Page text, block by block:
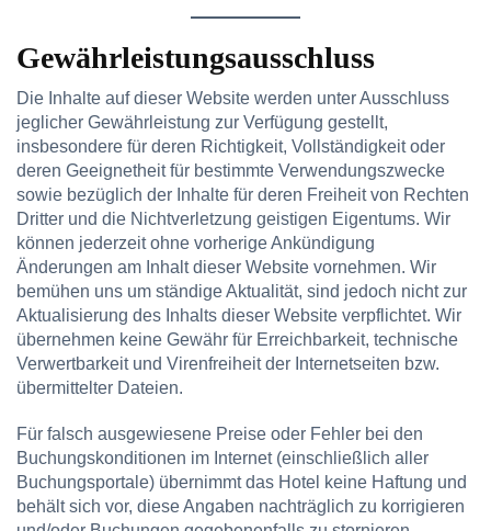
Gewährleistungsausschluss
Die Inhalte auf dieser Website werden unter Ausschluss
jeglicher Gewährleistung zur Verfügung gestellt,
insbesondere für deren Richtigkeit, Vollständigkeit oder
deren Geeignetheit für bestimmte Verwendungszwecke
sowie bezüglich der Inhalte für deren Freiheit von Rechten
Dritter und die Nichtverletzung geistigen Eigentums. Wir
können jederzeit ohne vorherige Ankündigung
Änderungen am Inhalt dieser Website vornehmen. Wir
bemühen uns um ständige Aktualität, sind jedoch nicht zur
Aktualisierung des Inhalts dieser Website verpflichtet. Wir
übernehmen keine Gewähr für Erreichbarkeit, technische
Verwertbarkeit und Virenfreiheit der Internetseiten bzw.
übermittelter Dateien.
Für falsch ausgewiesene Preise oder Fehler bei den
Buchungskonditionen im Internet (einschließlich aller
Buchungsportale) übernimmt das Hotel keine Haftung und
behält sich vor, diese Angaben nachträglich zu korrigieren